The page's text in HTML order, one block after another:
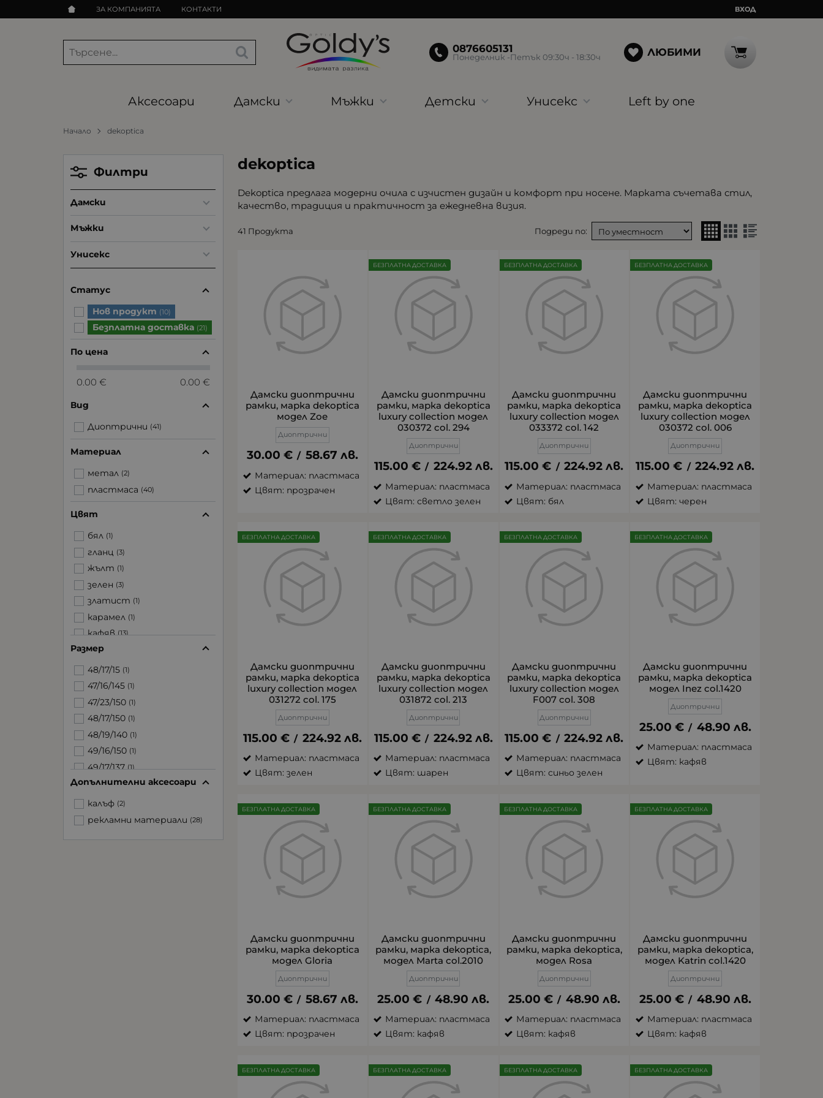
ЗА КОМПАНИЯТА КОНТАКТИ ВХОД
0876605131
Понеделник -Петък 09:30ч - 18:30ч ЛЮБИМИ
Аксесоари Дамски Мъжки Детски Унисекс Left by one
Начало dekoptica
dekoptica
Dekoptica предлага модерни очила с изчистен дизайн и комфорт при носене. Марката съчетава стил,
качество, традиция и практичност за ежедневна визия.
41 Продукта Подреди по:
Дамски диоптрични
рамки, марка dekoptica
модел Zoe
Диоптрични
30.00 € / 58.67 лв.
Материал: пластмаса
Цвят: прозрачен
Дамски диоптрични
рамки, марка dekoptica
luxury collection модел
030372 col. 294
Диоптрични
115.00 € / 224.92 лв.
Материал: пластмаса
Цвят: светло зелен
БЕЗПЛАТНА ДОСТАВКА
Дамски диоптрични
рамки, марка dekoptica
luxury collection модел
033372 col. 142
Диоптрични
115.00 € / 224.92 лв.
Материал: пластмаса
Цвят: бял
БЕЗПЛАТНА ДОСТАВКА
Дамски диоптрични
рамки, марка dekoptica
luxury collection модел
030372 col. 006
Диоптрични
115.00 € / 224.92 лв.
Материал: пластмаса
Цвят: черен
БЕЗПЛАТНА ДОСТАВКА
Дамски диоптрични
рамки, марка dekoptica
luxury collection модел
031272 col. 175
Диоптрични
115.00 € / 224.92 лв.
Материал: пластмаса
Цвят: зелен
БЕЗПЛАТНА ДОСТАВКА
Дамски диоптрични
рамки, марка dekoptica
luxury collection модел
031872 col. 213
Диоптрични
115.00 € / 224.92 лв.
Материал: пластмаса
Цвят: шарен
БЕЗПЛАТНА ДОСТАВКА
Дамски диоптрични
рамки, марка dekoptica
luxury collection модел
F007 col. 308
Диоптрични
115.00 € / 224.92 лв.
Материал: пластмаса
Цвят: синьо зелен
БЕЗПЛАТНА ДОСТАВКА
Дамски диоптрични
рамки, марка dekoptica
модел Inez col.1420
Диоптрични
25.00 € / 48.90 лв.
Материал: пластмаса
Цвят: кафяв
БЕЗПЛАТНА ДОСТАВКА
Дамски диоптрични
рамки, марка dekoptica
модел Gloria
Диоптрични
30.00 € / 58.67 лв.
Материал: пластмаса
Цвят: прозрачен
БЕЗПЛАТНА ДОСТАВКА
Дамски диоптрични
рамки, марка dekoptica,
модел Marta col.2010
Диоптрични
25.00 € / 48.90 лв.
Материал: пластмаса
Цвят: кафяв
БЕЗПЛАТНА ДОСТАВКА
Дамски диоптрични
рамки, марка dekoptica,
модел Rosa
Диоптрични
25.00 € / 48.90 лв.
Материал: пластмаса
Цвят: кафяв
БЕЗПЛАТНА ДОСТАВКА
Дамски диоптрични
рамки, марка dekoptica,
модел Katrin col.1420
Диоптрични
25.00 € / 48.90 лв.
Материал: пластмаса
Цвят: кафяв
БЕЗПЛАТНА ДОСТАВКА
БЕЗПЛАТНА ДОСТАВКА БЕЗПЛАТНА ДОСТАВКА БЕЗПЛАТНА ДОСТАВКА БЕЗПЛАТНА ДОСТАВКА
Филтри
Дамски
Мъжки
Унисекс
Статус
Нов продукт (10)
Безплатна доставка (21)
По цена
0.00 € 0.00 €
Вид
Диоптрични (41)
Материал
метал (2)
пластмаса (40)
Цвят
бял (1)
гланц (3)
жълт (1)
зелен (3)
златист (1)
карамел (1)
кафяв (13)
лилав
мат (3)
прозрачен
светло зелен
сив (2)
син (4)
синьо зелен
червен (1)
черен (13)
Размер
48/17/15 (1)
47/16/145 (1)
47/23/150 (1)
48/17/150 (1)
48/19/140 (1)
49/16/150 (1)
49/17/137 (1)
49/17/145 (1)
49/17/150
49/18/137
Допълнителни аксесоари
калъф (2)
рекламни материали (28)